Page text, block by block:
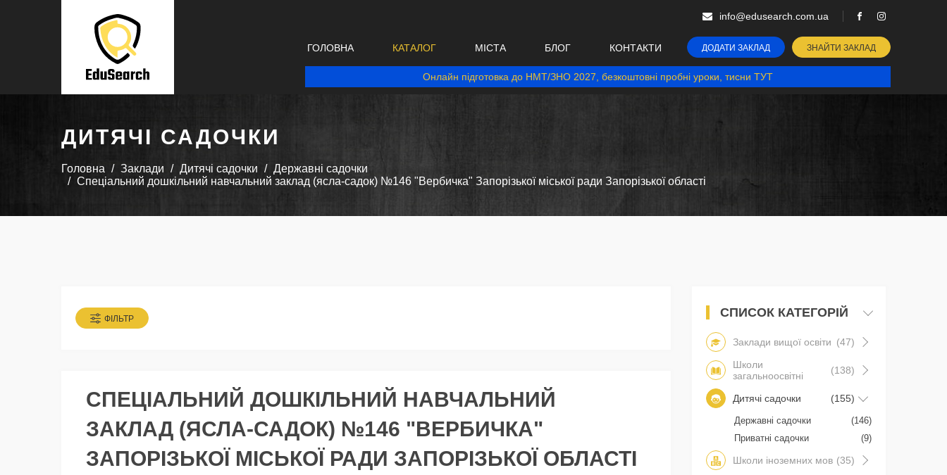
info@edusearch.com.ua
ГОЛОВНА КАТАЛОГ МІСТА БЛОГ КОНТАКТИ ДОДАТИ ЗАКЛАД ЗНАЙТИ ЗАКЛАД
Онлайн підготовка до НМТ/ЗНО 2027, безкоштовні пробні уроки, тисни ТУТ
ДИТЯЧІ САДОЧКИ
Головна Заклади Дитячі садочки
Державні садочки
Спеціальний дошкільний навчальний заклад (ясла-садок) №146 "Вербичка" Запорізької міської ради Запорізької області
ФІЛЬТР
СПЕЦІАЛЬНИЙ ДОШКІЛЬНИЙ НАВЧАЛЬНИЙ
ЗАКЛАД (ЯСЛА-САДОК) №146 "ВЕРБИЧКА"
ЗАПОРІЗЬКОЇ МІСЬКОЇ РАДИ ЗАПОРІЗЬКОЇ ОБЛАСТІ
СПИСОК КАТЕГОРІЙ
Заклади вищої освіти (47)
Школи
загальноосвітні
(138)
Дитячі садочки (155)
Державні садочки
(146)
Приватні садочки
(9)
Школи іноземних мов (35)